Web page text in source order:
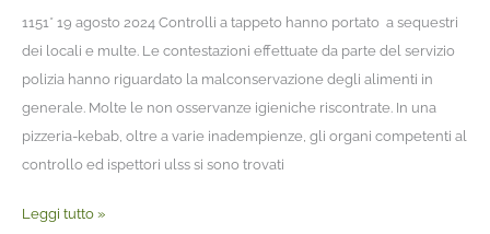
1151* 19 agosto 2024 Controlli a tappeto hanno portato a sequestri
dei locali e multe. Le contestazioni effettuate da parte del servizio
polizia hanno riguardato la malconservazione degli alimenti in
generale. Molte le non osservanze igieniche riscontrate. In una
pizzeria-kebab, oltre a varie inadempienze, gli organi competenti al
controllo ed ispettori ulss si sono trovati
Leggi tutto »